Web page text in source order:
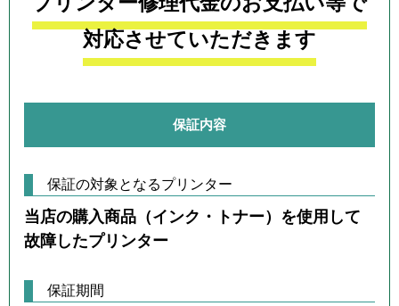
対応させていただきます
保証内容
保証の対象となるプリンター
当店の購入商品（インク・トナー）を使用して
故障したプリンター
保証期間